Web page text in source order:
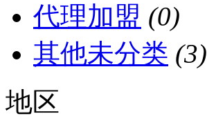
代理加盟 (0)
其他未分类 (3)
地区